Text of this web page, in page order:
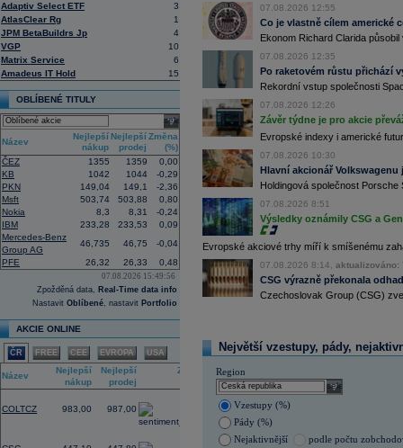
Adaptiv Select ETF
3
AtlasClear Rg
1
JPM BetaBuildrs Jp
4
VGP
10
Matrix Service
6
Amadeus IT Hold
15
OBLÍBENÉ TITULY
select
Název
Nejlepší
nákup
Nejlepší
prodej
Změna
(%)
ČEZ
1355 1359
0,00
KB
1042 1044
-0,29
PKN
149,04 149,1
-2,36
Msft
503,74 503,88
0,80
Nokia
8,3 8,31
-0,24
IBM
233,28 233,53
0,09
Mercedes-Benz
Group AG
46,735 46,75
-0,04
PFE
26,32 26,33 0,48
07.08.2026 15:49:56
Zpožděná data, Real-Time data info
Nastavit Oblíbené, nastavit Portfolio
AKCIE ONLINE
ČR FREE CEE EVROPA USA
Název
Nejlepší
nákup
Nejlepší
prodej
Změna
COLTCZ 983,00 987,00
13:04 Jedna z největších světových
procent v novém provozovateli
Nový společný podnik založí s
Bestsport O2 arenu a O2
investiční společnost, PPF dosud
Akciové podílové fondy za prvních
procenta, smíšené fondy 4,4
akciové fondy podle indexu
procenta a dluhopisové fondy 2,5
11:43
Novo Nordisk -...
11:27 Jedna z největších světových
procent v novém provozovateli
Nový společný podnik založí s
Bestsport O2 arenu a O2
investiční společnost, PPF dosud
11:16 Porsche SE , která je hlavním
se v pololetí propadla do čisté ztráty
Zároveň automobilkuVolkswagen
konkurenceschopnosti (ČTK)
11:02 Italy's Prysmia ...
10:51 EasyJet-JP Mo......
10:28 BP -HSBCsnižu......
10:13 Ahold Delhaize...
8:43 Porsche reportovalo za první
zisku 338 mil.EUR(Bloomberg)
8:37 Akcie Fujifilm klesají o více než 18
listing této části(Bloomberg)
07.08.2026 12:55
Co je vlastně cílem americké
Ekonom Richard Clarida
07.08.2026 12:35
Po raketovém růstu přichází
Rekordní vstup společnosti
07.08.2026 12:26
Závěr týdne je pro akcie
Evropské indexy i americké
07.08.2026 10:30
Hlavní akcionář
Holdingová společnost
07.08.2026 8:51
Výsledky oznámily CSG a
Evropské akciové trhy míří k smíšenému
07.08.2026 8:14, aktualizováno:
CSG výrazně překonala
Czechoslovak Group (CSG)
Největší vzestupy, pády,
Region
select
Vzestupy (%)
Pády (%)
Nejaktivnější
podle počtu